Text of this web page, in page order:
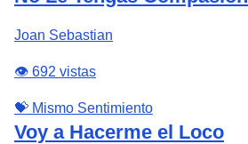
Joan Sebastian
👁️ 692 vistas
💝 Mismo Sentimiento
Voy a Hacerme el Loco